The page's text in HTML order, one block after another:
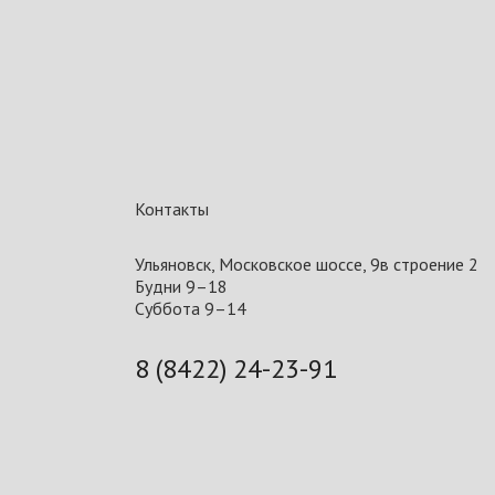
Контакты
Ульяновск, Московское шоссе, 9в строение 2
Будни 9–18
Суббота 9–14
8 (8422) 24-23-91